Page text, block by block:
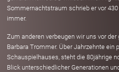
Sommernachtstraum schrieb er vor
immer.
Zum anderen verbeugen wir uns vor
Barbara Trommer. Über Jahrzehnte ein
Schauspielhauses, steht die 80jährige
Blick unterschiedlicher Generationen